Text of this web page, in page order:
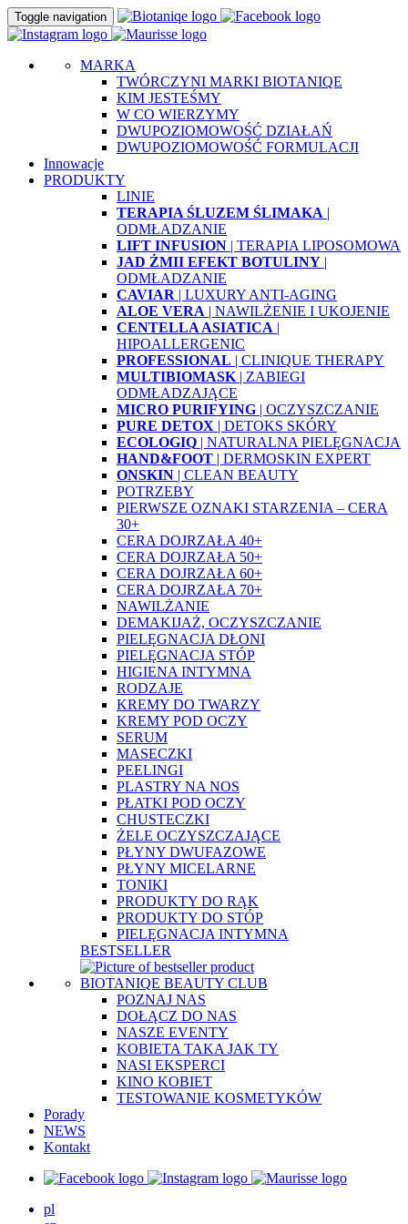
Toggle navigation
MARKA
TWÓRCZYNI MARKI BIOTANIQE
KIM JESTEŚMY
W CO WIERZYMY
DWUPOZIOMOWOŚĆ DZIAŁAŃ
DWUPOZIOMOWOŚĆ FORMULACJI
Innowacje
PRODUKTY
LINIE
TERAPIA ŚLUZEM ŚLIMAKA |
ODMŁADZANIE
LIFT INFUSION | TERAPIA LIPOSOMOWA
JAD ŻMII EFEKT BOTULINY |
ODMŁADZANIE
CAVIAR | LUXURY ANTI-AGING
ALOE VERA | NAWILŻENIE I UKOJENIE
CENTELLA ASIATICA |
HIPOALLERGENIC
PROFESSIONAL | CLINIQUE THERAPY
MULTIBIOMASK | ZABIEGI
ODMŁADZAJĄCE
MICRO PURIFYING | OCZYSZCZANIE
PURE DETOX | DETOKS SKÓRY
ECOLOGIQ | NATURALNA PIELĘGNACJA
HAND&FOOT | DERMOSKIN EXPERT
ONSKIN | CLEAN BEAUTY
POTRZEBY
PIERWSZE OZNAKI STARZENIA – CERA
30+
CERA DOJRZAŁA 40+
CERA DOJRZAŁA 50+
CERA DOJRZAŁA 60+
CERA DOJRZAŁA 70+
NAWILŻANIE
DEMAKIJAŻ, OCZYSZCZANIE
PIELĘGNACJA DŁONI
PIELĘGNACJA STÓP
HIGIENA INTYMNA
RODZAJE
KREMY DO TWARZY
KREMY POD OCZY
SERUM
MASECZKI
PEELINGI
PLASTRY NA NOS
PŁATKI POD OCZY
CHUSTECZKI
ŻELE OCZYSZCZAJĄCE
PŁYNY DWUFAZOWE
PŁYNY MICELARNE
TONIKI
PRODUKTY DO RĄK
PRODUKTY DO STÓP
PIELĘGNACJA INTYMNA
BESTSELLER
BIOTANIQE BEAUTY CLUB
POZNAJ NAS
DOŁĄCZ DO NAS
NASZE EVENTY
KOBIETA TAKA JAK TY
NASI EKSPERCI
KINO KOBIET
TESTOWANIE KOSMETYKÓW
Porady
NEWS
Kontakt
pl